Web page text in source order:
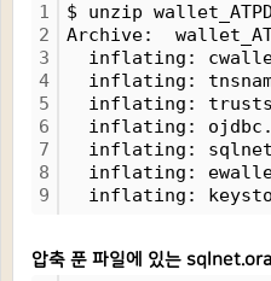
1
2
3
4
5
6
7
8
9
$ unzip
Archive:
inflating:
inflating:
inflating:
inflating:
inflating:
inflating:
inflating:
압축 푼 파일에 있는